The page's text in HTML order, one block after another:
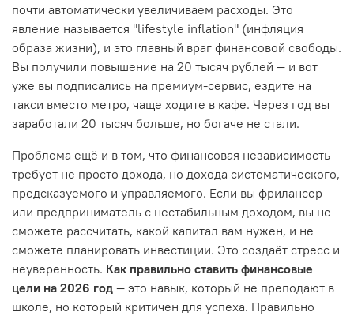
почти автоматически увеличиваем расходы. Это
явление называется "lifestyle inflation" (инфляция
образа жизни), и это главный враг финансовой свободы.
Вы получили повышение на 20 тысяч рублей — и вот
уже вы подписались на премиум-сервис, ездите на
такси вместо метро, чаще ходите в кафе. Через год вы
заработали 20 тысяч больше, но богаче не стали.
Проблема ещё и в том, что финансовая независимость
требует не просто дохода, но дохода систематического,
предсказуемого и управляемого. Если вы фрилансер
или предприниматель с нестабильным доходом, вы не
сможете рассчитать, какой капитал вам нужен, и не
сможете планировать инвестиции. Это создаёт стресс и
неуверенность. Как правильно ставить финансовые
цели на 2026 год — это навык, который не преподают в
школе, но который критичен для успеха. Правильно